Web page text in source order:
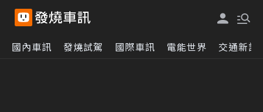
國內車訊 發燒試駕 國際車訊 電能世界 交通新訊